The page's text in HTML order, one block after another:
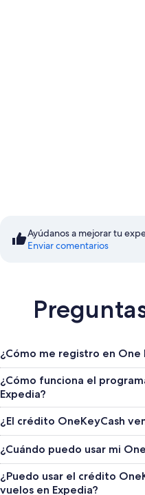
Precios
Ayúdanos a mejorar tu
Enviar comentarios
¿Cómo me registro en One
¿Cómo funciona el
Expedia?
¿El crédito OneKeyCash
¿Cuándo puedo usar mi
¿Puedo usar el crédito
vuelos en Expedia?